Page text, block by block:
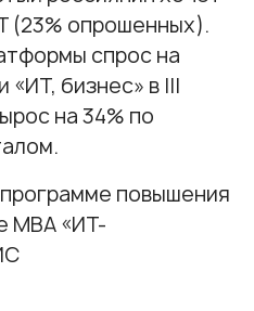
(23% опрошенных).
спрос на
«ИТ, бизнес» в III
на 34% по
повышения
МВА «ИТ-